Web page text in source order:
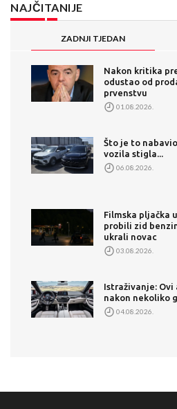
NAJČITANIJE
ZADNJI TJEDAN
Nakon kritika
odustao od
prvenstvu
01.08.2026.
Što je to
vozila stigla...
06.08.2026.
Filmska pljačka
probili zid
ukrali novac
03.08.2026.
Istraživanje:
nakon nekoliko
04.08.2026.